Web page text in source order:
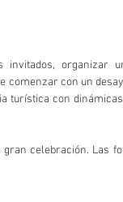
invitados, organizar
comenzar con un
turística con
celebración. Las